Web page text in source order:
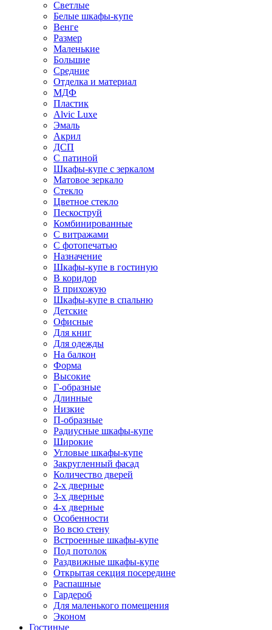
Светлые
Белые шкафы-купе
Венге
Размер
Маленькие
Большие
Средние
Отделка и материал
МДФ
Пластик
Alvic Luxe
Эмаль
Акрил
ДСП
С патиной
Шкафы-купе с зеркалом
Матовое зеркало
Стекло
Цветное стекло
Пескоструй
Комбинированные
С витражами
С фотопечатью
Назначение
Шкафы-купе в гостиную
В коридор
В прихожую
Шкафы-купе в спальню
Детские
Офисные
Для книг
Для одежды
На балкон
Форма
Высокие
Г-образные
Длинные
Низкие
П-образные
Радиусные шкафы-купе
Широкие
Угловые шкафы-купе
Закругленный фасад
Количество дверей
2-х дверные
3-х дверные
4-х дверные
Особенности
Во всю стену
Встроенные шкафы-купе
Под потолок
Раздвижные шкафы-купе
Открытая секция посередине
Распашные
Гардероб
Для маленького помещения
Эконом
Гостиные